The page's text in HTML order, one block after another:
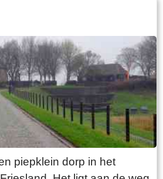
zandsteen liggen her en
het park alsof er een enorme
Niets is minder
van Jongemastate
van Slooten. Hij was
de gemeente
voormalige gemeentehuis
Het is moeilijk voor te
verhuisde heeft hij de state
piepklein dorp in het